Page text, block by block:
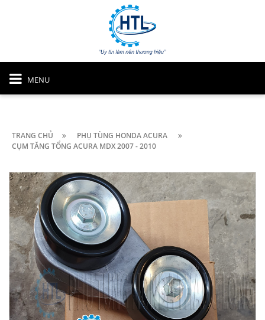
MENU
TRANG CHỦ
PHỤ TÙNG HONDA ACURA
CỤM TĂNG TỔNG ACURA MDX 2007 - 2010